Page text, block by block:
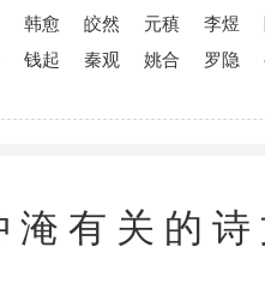
韩愈 皎然 元稹 李煜
钱起 秦观 姚合 罗隐
淹有关的诗